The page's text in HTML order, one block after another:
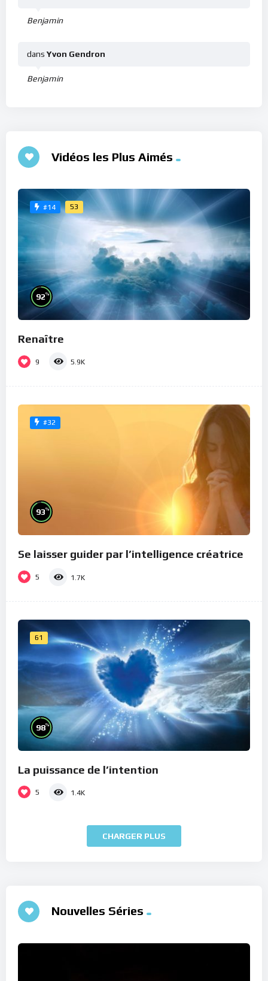
Benjamin
Benjamin
dans Yvon Gendron
Vidéos les Plus Aimés
#14 53
92%
Renaître
9 5.9K
#32
93%
Se laisser guider par l’intelligence créatrice
5 1.7K
61
98%
La puissance de l’intention
5 1.4K
CHARGER PLUS
Nouvelles Séries